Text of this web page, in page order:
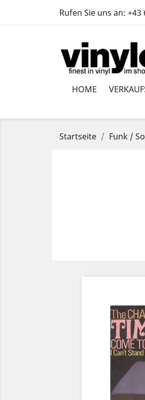
Rufen Sie uns an: +43
HOME
Startseite Funk /